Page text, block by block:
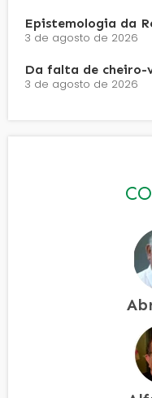
Epistemologia da
3 de agosto de 2026
Da falta de cheiro-
3 de agosto de 2026